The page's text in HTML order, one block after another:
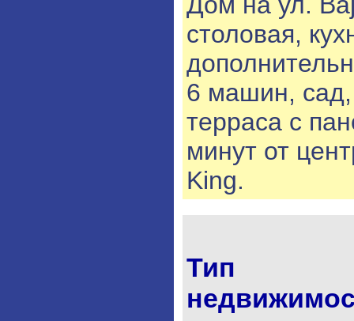
столовая,
6 машин,
терраса с
минут от
King.
Тип